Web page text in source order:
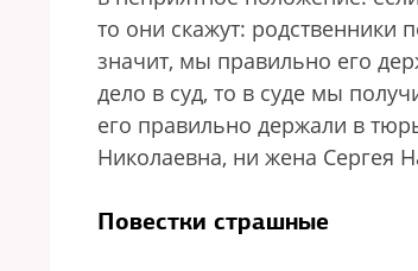
то они скажут: родственники
значит, мы правильно его
дело в суд, то в суде мы
его правильно держали в
Николаевна, ни жена Сергея
Повестки страшные